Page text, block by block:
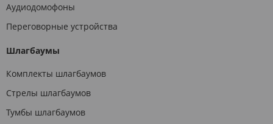
Аудиодомофоны
Переговорные устройства
Шлагбаумы
Комплекты шлагбаумов
Стрелы шлагбаумов
Тумбы шлагбаумов